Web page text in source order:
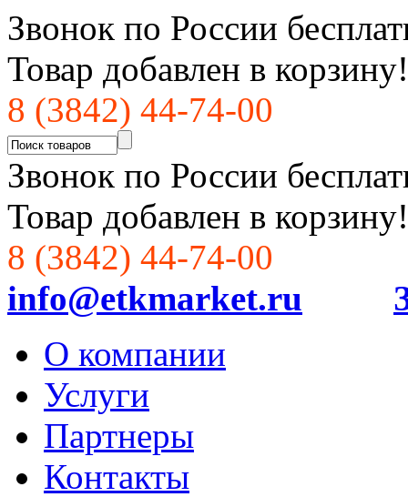
Звонок по России
Товар добавлен в корзину!
8 (3842) 44-74-00
Звонок по России
Товар добавлен в корзину!
8 (3842) 44-74-00
info@etkmarket.ru
О компании
Услуги
Партнеры
Контакты